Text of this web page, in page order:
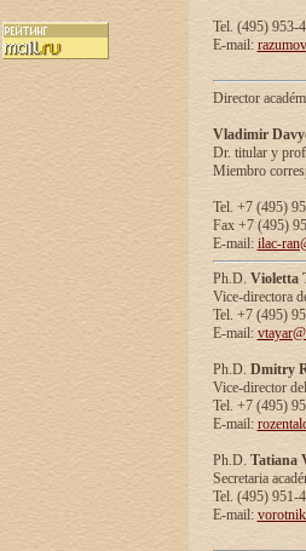
Tel. (495) 953-
E-mail:
Director
Vladimir
Dr. titular y
Miembro
Tel. +7 (495)
Fax +7 (495)
E-mail: ilac-
Ph.D. Violetta
Vice-directora
Tel. +7 (495)
E-mail:
Ph.D. Dmitry
Vice-director
Tel. +7 (495)
E-mail:
Ph.D. Tatiana
Secretaria
Tel. (495) 951-
E-mail: